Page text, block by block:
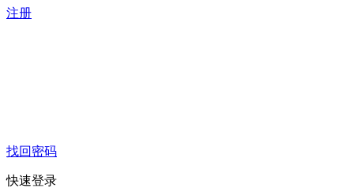
注册
找回密码
快速登录